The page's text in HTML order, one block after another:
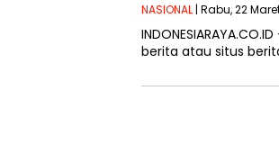
NASIONAL | Rabu, 22
berita atau situs